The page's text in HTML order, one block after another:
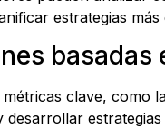
estrategias más
basadas
clave, como